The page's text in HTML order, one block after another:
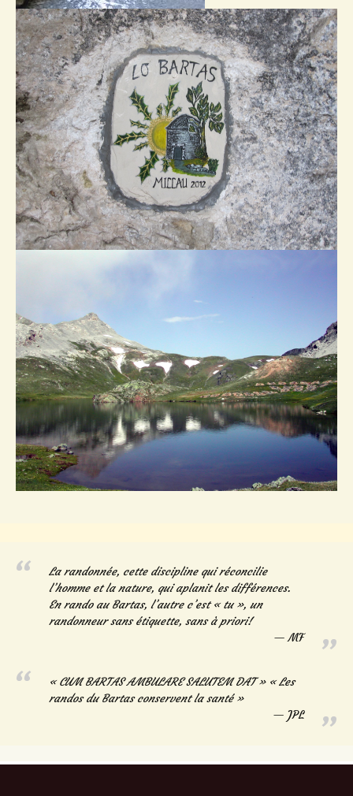
La randonnée, cette discipline qui réconcilie
l’homme et la nature, qui aplanit les différences.
En rando au Bartas, l’autre c’est « tu », un
randonneur sans étiquette, sans à priori!
MF
« CUM BARTAS AMBULARE SALUTEM DAT » « Les
randos du Bartas conservent la santé »
JPL